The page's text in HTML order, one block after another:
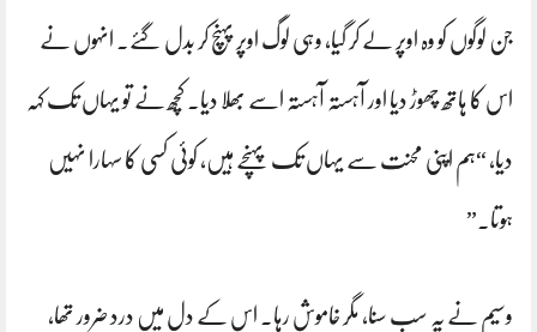
جن لوگوں کو وہ اوپر لے کر گیا، وہی لوگ اوپر پہنچ کر بدل گئے۔ انہوں نے
اس کا ہاتھ چھوڑ دیا اور آہستہ آہستہ اسے بھلا دیا۔ کچھ نے تو یہاں تک کہہ
دیا، “ہم اپنی محنت سے یہاں تک پہنچے ہیں، کوئی کسی کا سہارا نہیں
ہوتا۔”
وسیم نے یہ سب سنا، مگر خاموش رہا۔ اس کے دل میں درد ضرور تھا،